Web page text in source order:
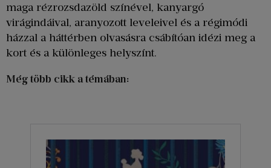
maga rézrozsdazöld színével, kanyargó
virágindáival, aranyozott leveleivel és a régimódi
házzal a háttérben olvasásra csábítóan idézi meg a
kort és a különleges helyszínt.
Még több cikk a témában: